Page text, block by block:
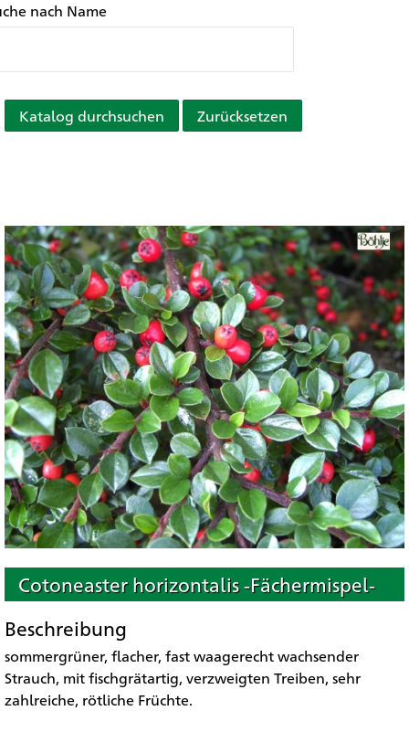
nach Name
Katalog durchsuchen Zurücksetzen
Cotoneaster horizontalis -Fächermispel-
Beschreibung
sommergrüner, flacher, fast waagerecht wachsender
Strauch, mit fischgrätartig, verzweigten Treiben, sehr
zahlreiche, rötliche Früchte.